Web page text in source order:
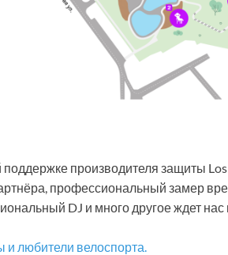
производителя защиты
профессиональный замер
DJ и много другое ждет нас
любители велоспорта.